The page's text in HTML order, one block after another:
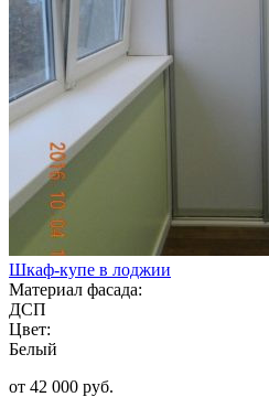
Шкаф-купе в лоджии
Материал фасада:
ДСП
Цвет:
Белый
от 42 000 руб.